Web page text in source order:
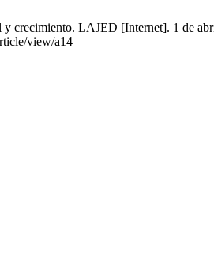
crecimiento. LAJED [Internet]. 1 de
view/a14